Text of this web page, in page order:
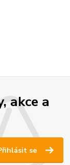
akce a
se